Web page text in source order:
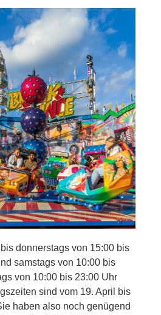
donnerstags von 15:00 bis
samstags von 10:00 bis
von 10:00 bis 23:00 Uhr
sind vom 19. April bis
haben also noch genügend